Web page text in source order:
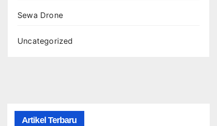
Sewa Drone
Uncategorized
Artikel Terbaru